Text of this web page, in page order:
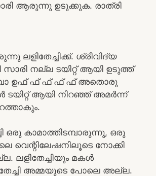
സാരി ആരുന്നു ഉടുക്കുക. രാത്രി
ലളിതേച്ചിക്ക്. ശ്രീവിദ്യ
നല്ല ടയിറ്റ് ആയി ഉടുത്ത്
ഉഫ് ഫ് ഫ് ഫ് ഫ് അതൊരു
ആയി നിറഞ്ഞ് അമർന്ന്
ഒരു കാമാത്തിടമ്പാരുന്നു, ഒരു
വെന്റിലേഷനിലൂടെ നോക്കി
ലളിതേച്ചിയും മകൾ
അമ്മയുടെ പോലെ അല്ല.